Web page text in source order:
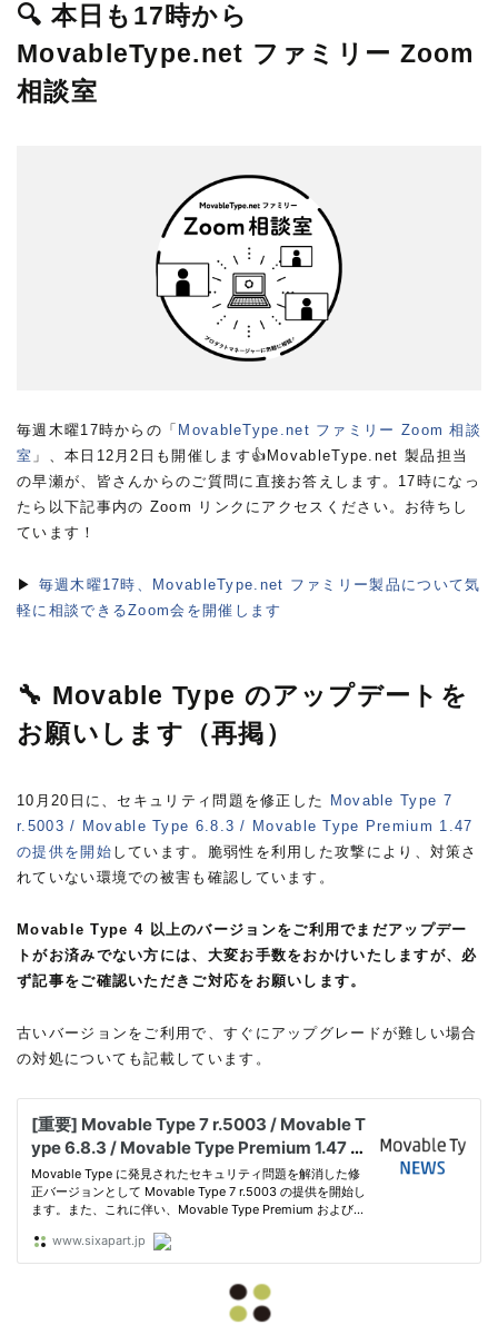
🔍 本日も17時から
MovableType.net ファミリー Zoom
相談室
毎週木曜17時からの「 MovableType.net ファミリー Zoom 相談
室 」、本日12月2日も開催します👍MovableType.net 製品担当
の早瀬が、皆さんからのご質問に直接お答えします。17時になっ
たら以下記事内の Zoom リンクにアクセスください。お待ちし
ています！
▶ 毎週木曜17時、MovableType.net ファミリー製品について気
軽に相談できるZoom会を開催します
🔧 Movable Type のアップデートを
お願いします（再掲）
10月20日に、セキュリティ問題を修正した
Movable Type 7
r.5003 / Movable Type 6.8.3 / Movable Type Premium 1.47
の提供を開始 しています。脆弱性を利用した攻撃により、対策さ
れていない環境での被害も確認しています。
Movable Type 4 以上のバージョンをご利用でまだアップデー
トがお済みでない方には、大変お手数をおかけいたしますが、必
ず記事をご確認いただきご対応をお願いします。
古いバージョンをご利用で、すぐにアップグレードが難しい場合
の対処についても記載しています。